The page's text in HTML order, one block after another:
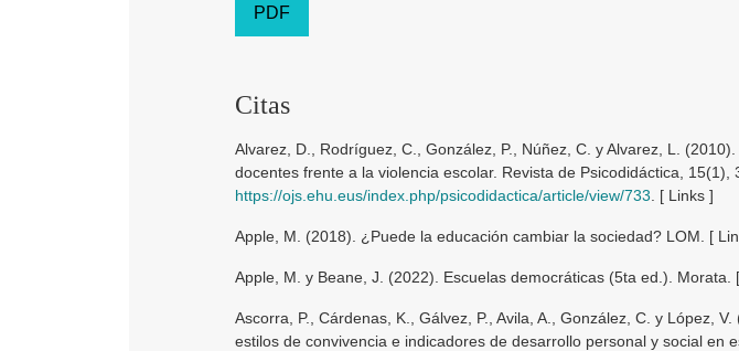
PDF
Citas
Alvarez, D., Rodríguez, C., González, P., Núñez, C. y Alvarez, L.
docentes frente a la violencia escolar. Revista de Psicodidáctica, 15(1),
https://ojs.ehu.eus/index.php/psicodidactica/article/view/733 . [ Links ]
Apple, M. (2018). ¿Puede la educación cambiar la sociedad? LOM. [
Apple, M. y Beane, J. (2022). Escuelas democráticas (5ta ed.). Morata.
Ascorra, P., Cárdenas, K., Gálvez, P., Avila, A., González, C. y López,
estilos de convivencia e indicadores de desarrollo personal y social en